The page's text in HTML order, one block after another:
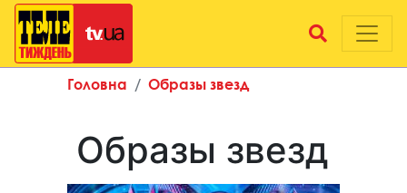
Головна Образы звезд
Образы звезд